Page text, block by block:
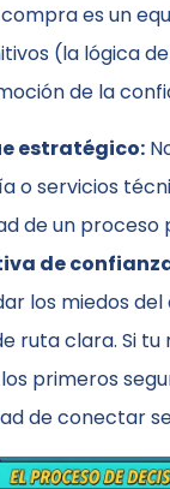
es un
(la lógica
de la
estratégico:
o servicios
de un proceso
de
los miedos
ruta clara. Si
primeros
de conectar